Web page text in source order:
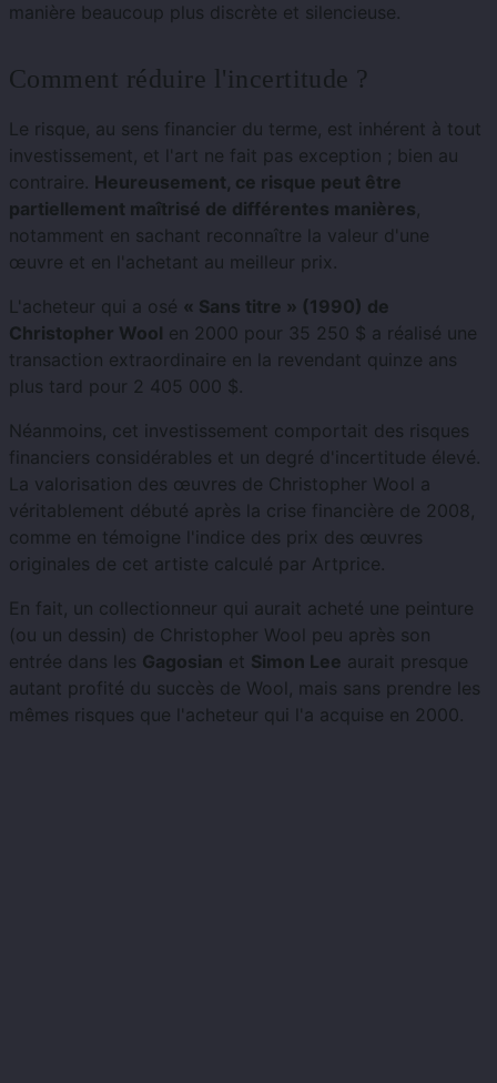
manière beaucoup plus discrète et silencieuse.
Comment réduire l'incertitude ?
Le risque, au sens financier du terme, est inhérent à tout
investissement, et l'art ne fait pas exception ; bien au
contraire. Heureusement, ce risque peut être
partiellement maîtrisé de différentes manières,
notamment en sachant reconnaître la valeur d'une
œuvre et en l'achetant au meilleur prix.
L'acheteur qui a osé « Sans titre » (1990) de
Christopher Wool en 2000 pour 35 250 $ a réalisé une
transaction extraordinaire en la revendant quinze ans
plus tard pour 2 405 000 $.
Néanmoins, cet investissement comportait des risques
financiers considérables et un degré d'incertitude élevé.
La valorisation des œuvres de Christopher Wool a
véritablement débuté après la crise financière de 2008,
comme en témoigne l'indice des prix des œuvres
originales de cet artiste calculé par Artprice.
En fait, un collectionneur qui aurait acheté une peinture
(ou un dessin) de Christopher Wool peu après son
entrée dans les Gagosian et Simon Lee aurait presque
autant profité du succès de Wool, mais sans prendre les
mêmes risques que l'acheteur qui l'a acquise en 2000.